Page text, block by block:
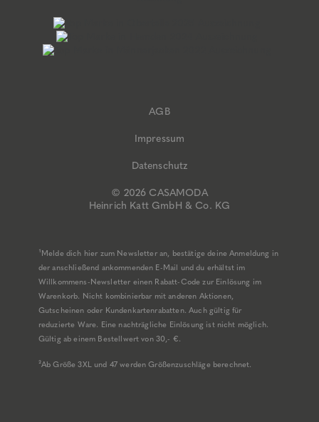
© 2026 CASAMODA
Heinrich Katt GmbH & Co. KG
AGB
Impressum
Datenschutz
¹Melde dich hier zum Newsletter an, bestätige deine Anmeldung in
der anschließend ankommenden E-Mail und du erhältst im
Willkommens-Newsletter einen Rabatt-Code zur Einlösung im
Warenkorb. Nicht kombinierbar mit anderen Aktionen,
Gutscheinen oder Kundenkartenrabatten. Auch gültig für
reduzierte Ware. Eine nachträgliche Einlösung ist nicht möglich.
Gültig ab einem Bestellwert von 30,- €.
²Ab Größe 3XL und 47 werden Größenzuschläge berechnet.